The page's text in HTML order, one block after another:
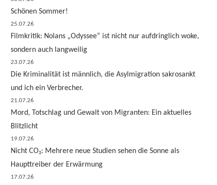
Schönen Sommer!
25.07.26
Filmkritik: Nolans „Odyssee“ ist nicht nur aufdringlich woke,
sondern auch langweilig
23.07.26
Die Kriminalität ist männlich, die Asylmigration sakrosankt
und ich ein Verbrecher.
21.07.26
Mord, Totschlag und Gewalt von Migranten: Ein aktuelles
Blitzlicht
19.07.26
Nicht CO₂: Mehrere neue Studien sehen die Sonne als
Haupttreiber der Erwärmung
17.07.26